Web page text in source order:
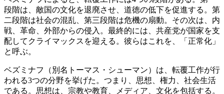
段階は、敵国の文化を退廃させ、道徳の低下を促進する。第
二段階は社会の混乱、第三段階は危機の扇動。その次は、内
戦、革命、外部からの侵入。最終的には、共産党が国家を支
配してクライマックスを迎える。彼らはこれを、「正常化」
と呼ぶ。
ベズミナフ（別名トーマス・シューマン）は、転覆工作が行
われる3つの分野を挙げた。つまり、思想、権力、社会生活
である。思想は、宗教や教育、メディア、文化を包括する。